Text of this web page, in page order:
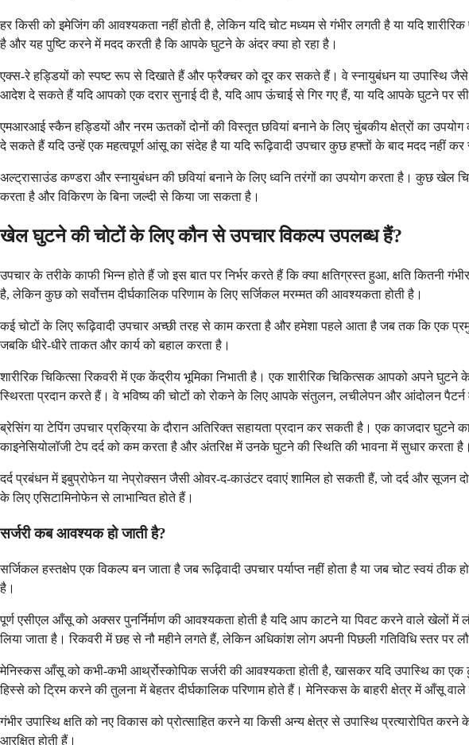
हर किसी को इमेजिंग की आवश्यकता नहीं होती है, लेकिन यदि चोट मध्यम से गंभीर लगती है या यदि
है और यह पुष्टि करने में मदद करती है कि आपके घुटने के अंदर क्या हो रहा है।
एक्स-रे हड्डियों को स्पष्ट रूप से दिखाते हैं और फ्रैक्चर को दूर कर सकते हैं। वे स्नायुबंधन या उपास्थि
आदेश दे सकते हैं यदि आपको एक दरार सुनाई दी है, यदि आप ऊंचाई से गिर गए हैं, या यदि आपके घुटने पर
एमआरआई स्कैन हड्डियों और नरम ऊतकों दोनों की विस्तृत छवियां बनाने के लिए चुंबकीय क्षेत्रों का
दे सकते हैं यदि उन्हें एक महत्वपूर्ण आंसू का संदेह है या यदि रूढ़िवादी उपचार कुछ हफ्तों के बाद मदद नहीं कर
अल्ट्रासाउंड कण्डरा और स्नायुबंधन की छवियां बनाने के लिए ध्वनि तरंगों का उपयोग करता है। कुछ
करता है और विकिरण के बिना जल्दी से किया जा सकता है।
खेल घुटने की चोटों के लिए कौन से उपचार विकल्प उपलब्ध हैं?
उपचार के तरीके काफी भिन्न होते हैं जो इस बात पर निर्भर करते हैं कि क्या क्षतिग्रस्त हुआ, क्षति
है, लेकिन कुछ को सर्वोत्तम दीर्घकालिक परिणाम के लिए सर्जिकल मरम्मत की आवश्यकता होती है।
कई चोटों के लिए रूढ़िवादी उपचार अच्छी तरह से काम करता है और हमेशा पहले आता है जब तक कि एक
जबकि धीरे-धीरे ताकत और कार्य को बहाल करता है।
शारीरिक चिकित्सा रिकवरी में एक केंद्रीय भूमिका निभाती है। एक शारीरिक चिकित्सक आपको अपने
स्थिरता प्रदान करते हैं। वे भविष्य की चोटों को रोकने के लिए आपके संतुलन, लचीलेपन और आंदोलन पैटर्न
ब्रेसिंग या टेपिंग उपचार प्रक्रिया के दौरान अतिरिक्त सहायता प्रदान कर सकती है। एक काजदार
काइनेसियोलॉजी टेप दर्द को कम करता है और अंतरिक्ष में उनके घुटने की स्थिति की भावना में सुधार करता है।
दर्द प्रबंधन में इबुप्रोफेन या नेप्रोक्सन जैसी ओवर-द-काउंटर दवाएं शामिल हो सकती हैं, जो दर्द और
के लिए एसिटामिनोफेन से लाभान्वित होते हैं।
सर्जरी कब आवश्यक हो जाती है?
सर्जिकल हस्तक्षेप एक विकल्प बन जाता है जब रूढ़िवादी उपचार पर्याप्त नहीं होता है या जब चोट स्वयं ठीक
है।
पूर्ण एसीएल आँसू को अक्सर पुनर्निर्माण की आवश्यकता होती है यदि आप काटने या पिवट करने वाले खेलों
लिया जाता है। रिकवरी में छह से नौ महीने लगते हैं, लेकिन अधिकांश लोग अपनी पिछली गतिविधि स्तर पर
मेनिस्कस आँसू को कभी-कभी आर्थ्रोस्कोपिक सर्जरी की आवश्यकता होती है, खासकर यदि उपास्थि का
हिस्से को ट्रिम करने की तुलना में बेहतर दीर्घकालिक परिणाम होते हैं। मेनिस्कस के बाहरी क्षेत्र में आँसू वाले
गंभीर उपास्थि क्षति को नए विकास को प्रोत्साहित करने या किसी अन्य क्षेत्र से उपास्थि
आरक्षित होती हैं।